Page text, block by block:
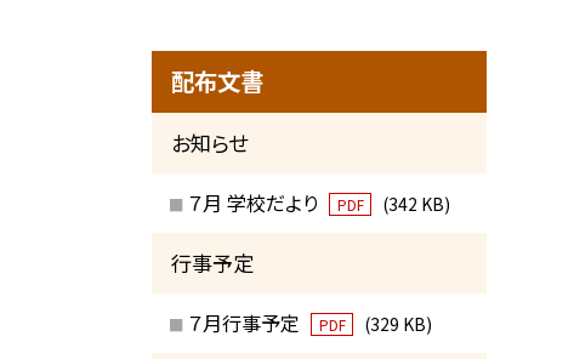
配布文書
お知らせ
７月 学校だより PDF (342 KB)
行事予定
７月行事予定 PDF (329 KB)